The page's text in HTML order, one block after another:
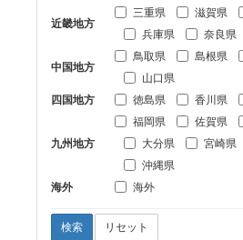
近畿地方
三重県 滋賀県
兵庫県
奈良県
中国地方
鳥取県 島根県
山口県
四国地方
徳島県 香川県
九州地方
福岡県 佐賀県
大分県
宮崎県
沖縄県
海外
海外
検索 リセット